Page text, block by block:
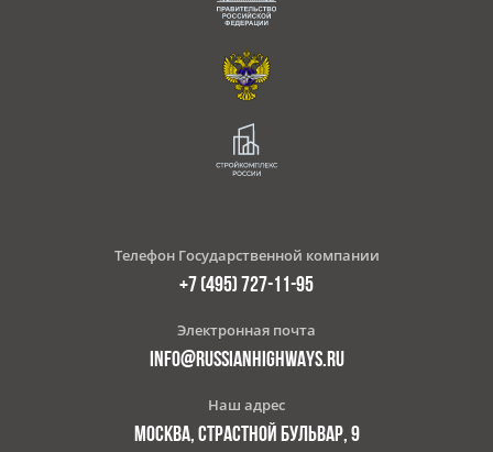
Телефон Государственной компании
+7 (495) 727-11-95
Электронная почта
INFO@RUSSIANHIGHWAYS.RU
Наш адрес
МОСКВА, СТРАСТНОЙ БУЛЬВАР, 9